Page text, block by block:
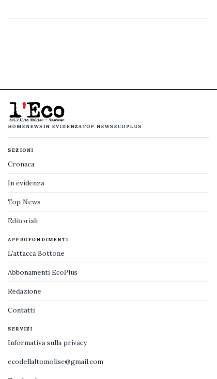
HOMENEWS IN EVIDENZATOP NEWS ECOPLUS
SEZIONI
Cronaca
In evidenza
Top News
Editoriali
APPROFONDIMENTI
L'attacca Bottone
Abbonamenti EcoPlus
Redazione
Contatti
SERVIZI
Informativa sulla privacy
ecodellaltomolise@gmail.com